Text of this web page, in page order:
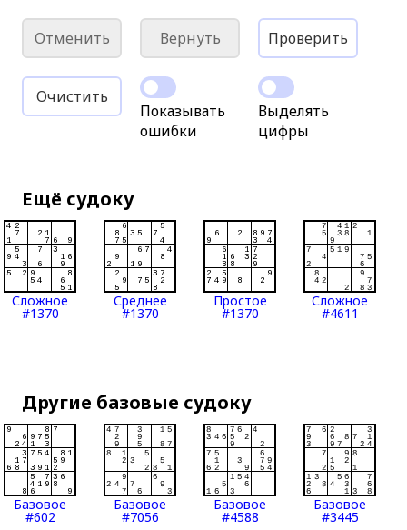
Отменить Вернуть Проверить
Очистить
Показывать
ошибки
Выделять
цифры
Ещё судоку
Сложное
#1370
Среднее
#1370
Простое
#1370
Сложное
#4611
Другие базовые судоку
Базовое
#602
Базовое
#7056
Базовое
#4588
Базовое
#3445